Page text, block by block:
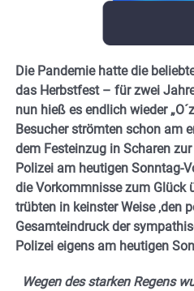
Die Pandemie hatte die
das Herbstfest – für zwei
nun hieß es endlich wieder
Besucher strömten schon am
dem Festeinzug in Scharen
Polizei am heutigen Sonntag-
die Vorkommnisse zum Glück
trübten in keinster Weise ‚den
Gesamteindruck der
Polizei eigens am heutigen
Wegen des starken Regens